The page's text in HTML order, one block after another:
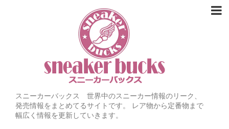
スニーカーバックス 世界中のスニーカー情報のリーク、
発売情報をまとめてるサイトです。 レア物から定番物まで
幅広く情報を更新していきます。